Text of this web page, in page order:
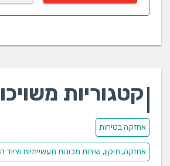
קטגוריות
אחזקה בטיחות
אחזקה, תיקון, שירות מכונות תעשייתיות וציוד